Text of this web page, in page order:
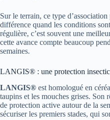
Sur le terrain, ce type
différence quand les conditions
régulière, c’est souvent une
cette avance compte beaucoup
semaines.
LANGIS® : une protection
LANGIS® est homologué en
taupins et les mouches grises. Son
de protection active autour de la
sécuriser les premiers stades, qui